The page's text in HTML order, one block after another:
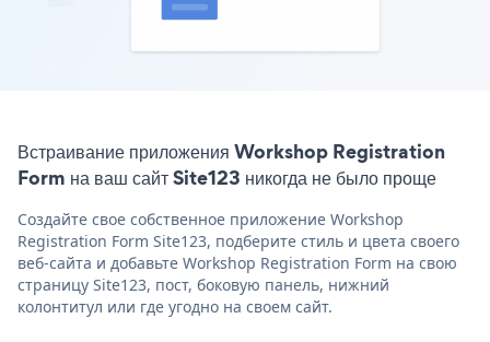
Встраивание приложения Workshop Registration
Form на ваш сайт Site123 никогда не было проще
Создайте свое собственное приложение Workshop
Registration Form Site123, подберите стиль и цвета своего
веб-сайта и добавьте Workshop Registration Form на свою
страницу Site123, пост, боковую панель, нижний
колонтитул или где угодно на своем сайт.